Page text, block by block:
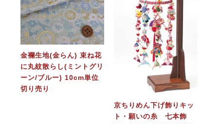
金襴生地(金らん) 束ね花
に丸紋散らし(ミントグリ
ーン/ブルー) 10cm単位
切り売り
京ちりめん下げ飾りキッ
ト・願いの糸 七本飾